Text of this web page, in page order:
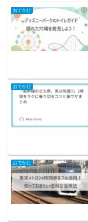
おでかけ
おでかけ
おでかけ